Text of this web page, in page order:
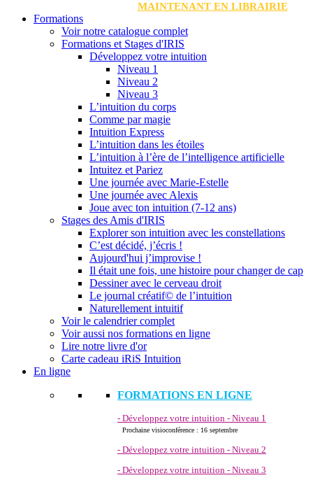
MAINTENANT EN LIBRAIRIE
Formations
Voir notre catalogue complet
Formations et Stages d'IRIS
Développez votre intuition
Niveau 1
Niveau 2
Niveau 3
L’intuition du corps
Comme par magie
Intuition Express
L’intuition dans les étoiles
L’intuition à l’ère de l’intelligence artificielle
Intuitez et Pariez
Une journée avec Marie-Estelle
Une journée avec Alexis
Joue avec ton intuition (7-12 ans)
Stages des Amis d'IRIS
Explorer son intuition avec les constellations
C’est décidé, j’écris !
Aujourd'hui j’improvise !
Il était une fois, une histoire pour changer de cap
Dessiner avec le cerveau droit
Le journal créatif© de l’intuition
Naturellement intuitif
Voir le calendrier complet
Voir aussi nos formations en ligne
Lire notre livre d'or
Carte cadeau iRiS Intuition
En ligne
FORMATIONS EN LIGNE
- Développez votre intuition - Niveau 1
Prochaine visioconférence : 16 septembre
- Développez votre intuition - Niveau 2
- Développez votre intuition - Niveau 3